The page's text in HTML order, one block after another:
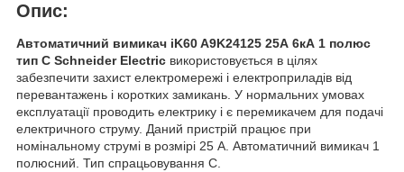
Опис:
Автоматичний вимикач iK60 A9K24125 25А 6кА 1 полюс
тип C Schneider Electric використовується в цілях
забезпечити захист електромережі і електроприладів від
перевантажень і коротких замикань. У нормальних умовах
експлуатації проводить електрику і є перемикачем для подачі
електричного струму. Даний пристрій працює при
номінальному струмі в розмірі 25 A. Автоматичний вимикач 1
полюсний. Тип спрацьовування C.